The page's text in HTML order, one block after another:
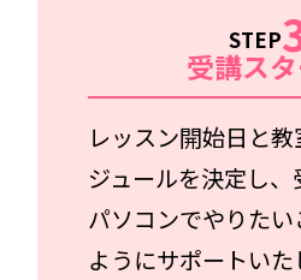
STEP
受講ス
レッスン開始日と
ジュールを決定し、
パソコンでやりた
ようにサポートいた